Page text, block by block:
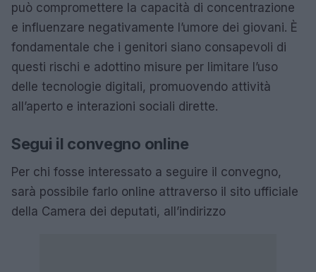
può compromettere la capacità di concentrazione
e influenzare negativamente l’umore dei giovani. È
fondamentale che i genitori siano consapevoli di
questi rischi e adottino misure per limitare l’uso
delle tecnologie digitali, promuovendo attività
all’aperto e interazioni sociali dirette.
Segui il convegno online
Per chi fosse interessato a seguire il convegno,
sarà possibile farlo online attraverso il sito ufficiale
della Camera dei deputati, all’indirizzo